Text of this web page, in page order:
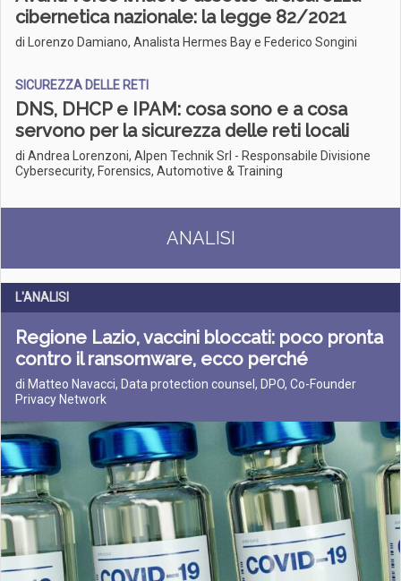
cibernetica nazionale: la legge 82/2021
di Lorenzo Damiano, Analista Hermes Bay e Federico Songini
SICUREZZA DELLE RETI
DNS, DHCP e IPAM: cosa sono e a cosa
servono per la sicurezza delle reti locali
di Andrea Lorenzoni, Alpen Technik Srl - Responsabile Divisione
Cybersecurity, Forensics, Automotive & Training
ANALISI
L'ANALISI
Regione Lazio, vaccini bloccati: poco pronta
contro il ransomware, ecco perché
di Matteo Navacci, Data protection counsel, DPO, Co-Founder
Privacy Network